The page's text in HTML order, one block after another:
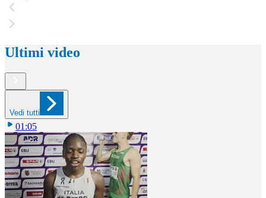
Ultimi video
Vedi tutti
01:05